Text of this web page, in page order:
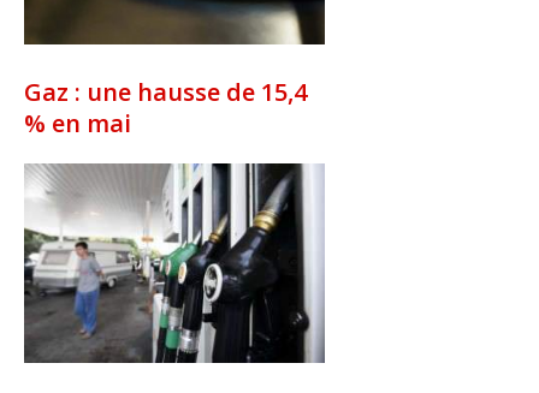
Gaz : une hausse de 15,4
% en mai